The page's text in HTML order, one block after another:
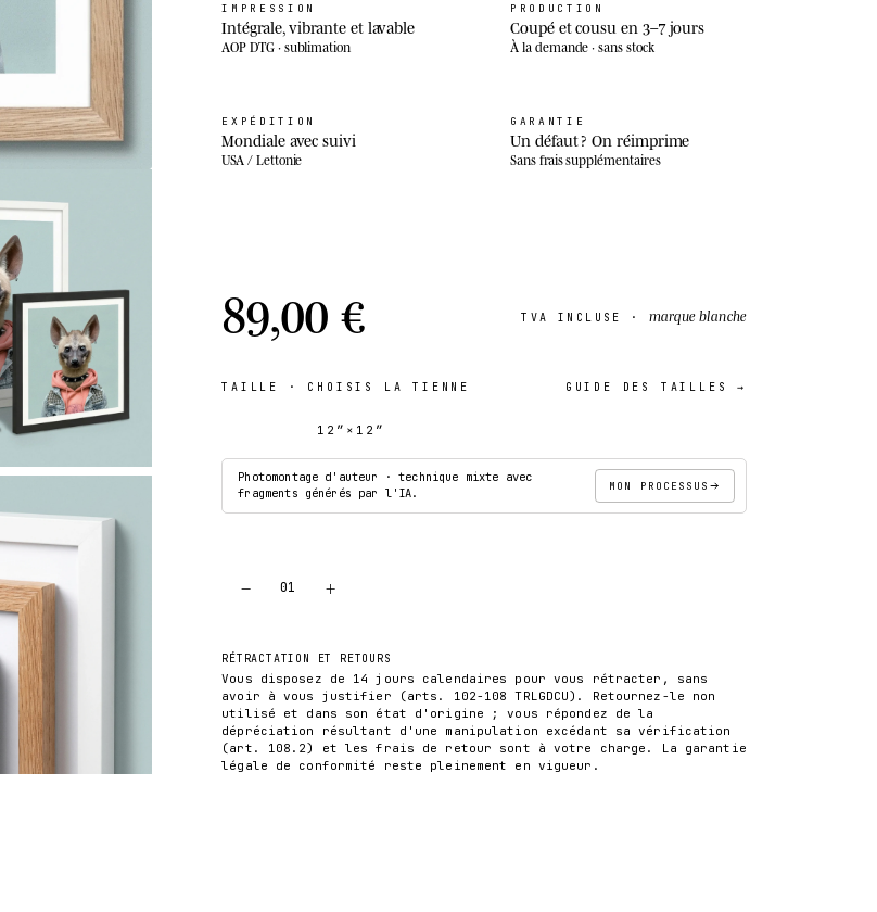
IMPRESSION
Intégrale, vibrante et lavable
AOP DTG · sublimation
PRODUCTION
Coupé et cousu en 3–7 jours
À la demande · sans stock
EXPÉDITION
Mondiale avec suivi
USA / Lettonie
GARANTIE
Un défaut ? On réimprime
Sans frais supplémentaires
89,00 € TVA INCLUSE · marque blanche
TAILLE · CHOISIS LA TIENNE GUIDE DES TAILLES →
12″×12″
Photomontage d'auteur · technique mixte avec
fragments générés par l'IA.
MON PROCESSUS
− 01 +
RÉTRACTATION ET RETOURS
Vous disposez de 14 jours calendaires pour vous rétracter, sans
avoir à vous justifier (arts. 102-108 TRLGDCU). Retournez-le non
utilisé et dans son état d'origine ; vous répondez de la
dépréciation résultant d'une manipulation excédant sa vérification
(art. 108.2) et les frais de retour sont à votre charge. La garantie
légale de conformité reste pleinement en vigueur.